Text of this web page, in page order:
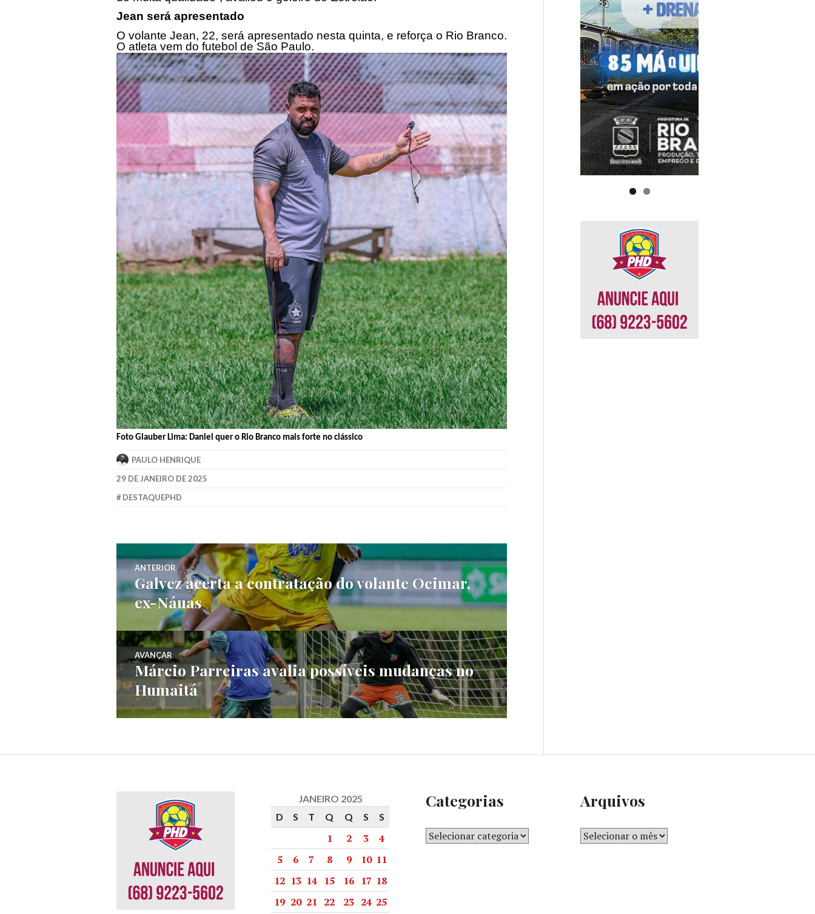
Jean será apresentado
O volante Jean, 22, será apresentado nesta quinta, e reforça o Rio Branco.
O atleta vem do futebol de São Paulo.
Foto Glauber Lima: Daniel quer o Rio Branco mais forte no clássico
PAULO HENRIQUE
29 DE JANEIRO DE 2025
DESTAQUEPHD
ANTERIOR
Galvez acerta a contratação do volante Ocimar,
ex-Náuas
AVANÇAR
Márcio Parreiras avalia possíveis mudanças no
Humaitá
JANEIRO 2025
D
S T Q Q S S
1 2 3
4
5
6 7 8 9 10 11
12 13 14 15 16 17 18
19 20 21 22 23 24 25
Categorias Arquivos